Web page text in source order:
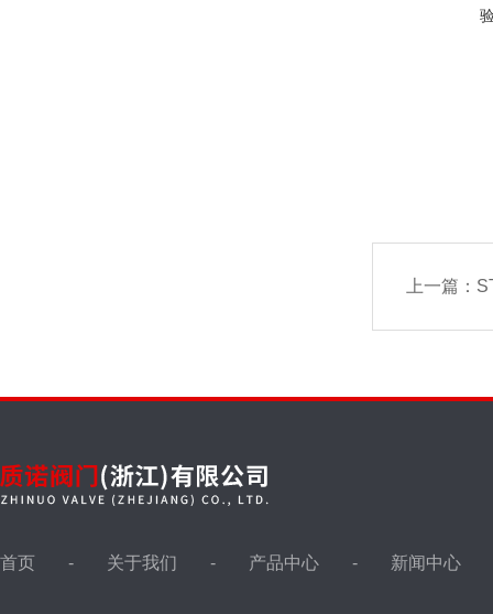
上一篇：
首页 关于我们 产品中心 新闻中心